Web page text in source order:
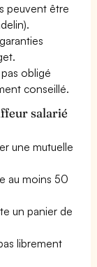
peuvent être
obligé
conseillé.
salarié
une mutuelle
au moins 50
un panier de
librement